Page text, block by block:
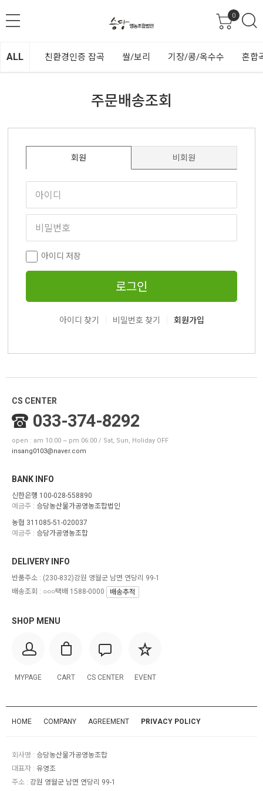
0
ALL 친환경인증 잡곡 쌀/보리 기장/콩/옥수수 혼합
주문배송조회
회원 비회원
아이디 저장
로그인
아이디 찾기 비밀번호 찾기 회원가입
CS CENTER
033-374-8292
open : am 10:00 ~ pm 06:00 / Sat, Sun, Holiday OFF
insang0103@naver.com
BANK INFO
신한은행 100-028-558890
예금주 : 승당농산물가공영농조합법인
농협 311085-51-020037
예금주 : 승당가공영농조합
SHOP MENU
MYPAGE CART CS CENTER EVENT
DELIVERY INFO
반품주소 : (230-832)강원 영월군 남면 연당리 99-1
배송조회 : ○○○택배 1588-0000
배송추적
HOME COMPANY AGREEMENT PRIVACY POLICY
회사명 : 승당농산물가공영농조합
대표자 : 유영조
주소 : 강원 영월군 남면 연당리 99-1